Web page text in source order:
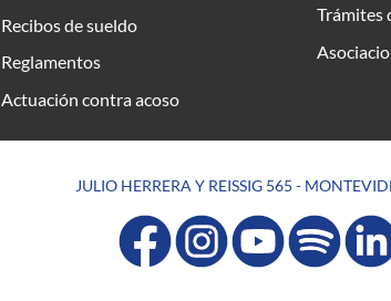
Recibos de sueldo
Reglamentos
Actuación contra acoso
Trámites
JULIO HERRERA Y REISSIG 565 -